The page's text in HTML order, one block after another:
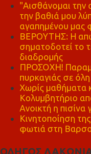
"Αισθάνομαι την
την βαθιά μου
αγαπημένου μας
ΒΕΡΟΥΤΗΣ: Η
σηματοδοτεί το
διαδρομής
ΠΡΟΣΟΧΗ!
πυρκαγιάς σε
Χωρίς μαθήματα
Κολυμβητήριο
Ανοικτή η πισίνα
Κινητοποίηση
φωτιά στη
ΟΔΗΓΟΣ